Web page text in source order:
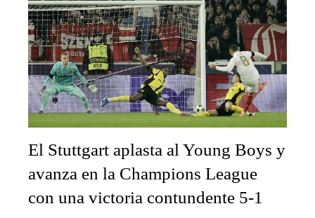
El Stuttgart aplasta al Young Boys y
avanza en la Champions League
con una victoria contundente 5-1